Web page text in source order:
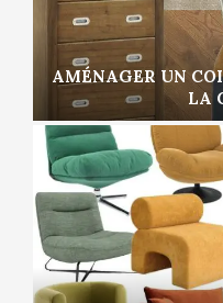
AMÉNAGER UN
LA